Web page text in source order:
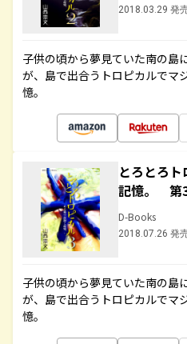
2018.03.29 発
子供の頃から夢見ていた南の島
が、島で出合うトロピカルでマ
憶。
とろとろ
記憶。 第
D-Books
2018.07.26 発
子供の頃から夢見ていた南の島
が、島で出合うトロピカルでマ
憶。